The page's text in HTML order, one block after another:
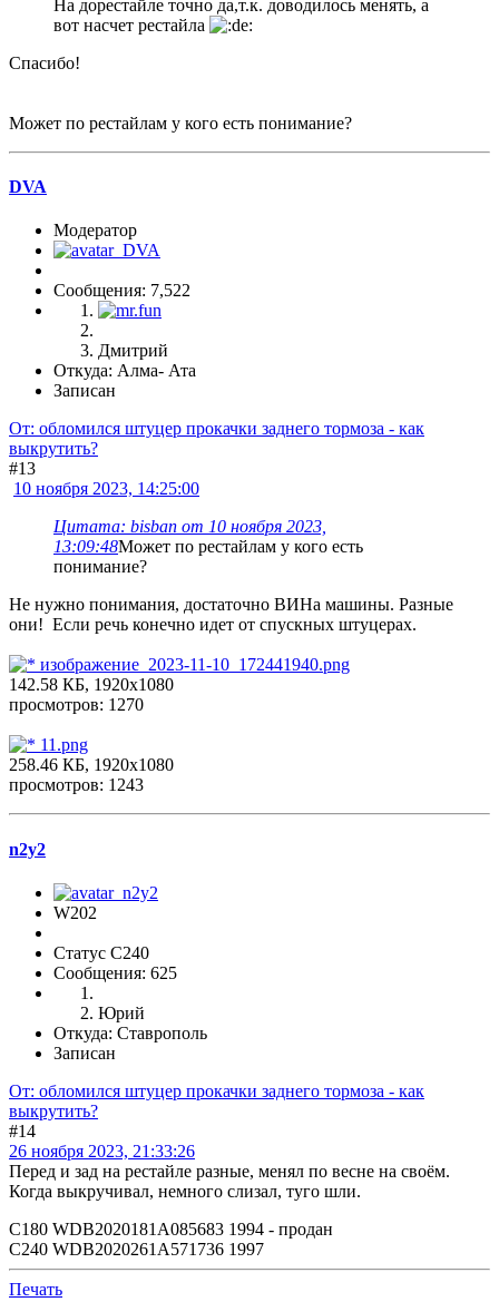
На дорестайле точно да,т.к. доводилось менять, а
вот насчет рестайла
Спасибо!
Может по рестайлам у кого есть понимание?
DVA
Модератор
Сообщения: 7,522
Дмитрий
Откуда: Алма- Ата
Записан
От: обломился штуцер прокачки заднего тормоза - как
выкрутить?
#13
10 ноября 2023, 14:25:00
Цитата: bisban от 10 ноября 2023,
13:09:48Может по рестайлам у кого есть
понимание?
Не нужно понимания, достаточно ВИНа машины. Разные
они! Если речь конечно идет от спускных штуцерах.
изображение_2023-11-10_172441940.png
142.58 КБ, 1920x1080
просмотров: 1270
11.png
258.46 КБ, 1920x1080
просмотров: 1243
n2y2
W202
Статус C240
Сообщения: 625
Юрий
Откуда: Ставрополь
Записан
От: обломился штуцер прокачки заднего тормоза - как
выкрутить?
#14
26 ноября 2023, 21:33:26
Перед и зад на рестайле разные, менял по весне на своём.
Когда выкручивал, немного слизал, туго шли.
С180 WDB2020181A085683 1994 - продан
С240 WDB2020261A571736 1997
Печать